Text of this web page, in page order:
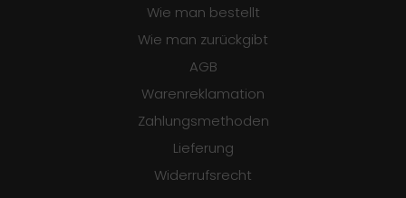
Wie man bestellt
Wie man zurückgibt
AGB
Warenreklamation
Zahlungsmethoden
Lieferung
Widerrufsrecht